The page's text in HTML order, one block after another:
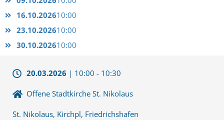
16.10.202610:00
23.10.202610:00
30.10.202610:00
20.03.2026 | 10:00 - 10:30
Offene Stadtkirche St. Nikolaus
St. Nikolaus, Kirchpl, Friedrichshafen